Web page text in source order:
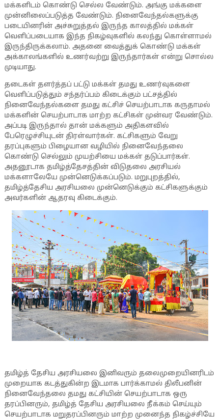
மக்களிடம் கொண்டு செல்ல வேண்டும். அங்கு மக்களை
முன்னிலைப்படுத்த வேண்டும். நினைவேந்தல்களுக்கு
படையினரின் அச்சுறுத்தல் இருந்த காலத்தில் மக்கள்
வெளிப்படையாக இந்த நிகழ்வுகளில் கலந்து கொள்ளாமல்
இருந்திருக்கலாம். அதனை வைத்துக் கொண்டு மக்கள்
அக்காலங்களில் உணர்வற்று இருந்தார்கள் என்று சொல்ல
முடியாது.
தடைகள் தளர்த்தப் பட்டு மக்கள் தமது உணர்வுகளை
வெளிப்படுத்தும் சந்தர்ப்பம் கிடைக்கும் பட்சத்தில்
நினைவேந்தல்களை தமது கட்சிச் செயற்பாடாக கருதாமல்
மக்களின் செயற்பாடாக மாற்ற கட்சிகள் முன்வர வேண்டும்.
அப்படி இருந்தால் தான் மக்களும் அதிகளவில்
பேரெழுச்சியுடன் திரள்வார்கள். கட்சிகளும் வேறு
தரப்புகளும் பிழையான வழியில் நினைவேந்தலை
கொண்டு செல்லும் முயற்சியை மக்கள் தடுப்பார்கள்.
அதனூடாக தமிழ்த்தேசத்தின் விடுதலை அரசியல்
மக்களாலேயே முன்னெடுக்கப்படும். மறுபுறத்தில்,
தமிழ்த்தேசிய அரசியலை முன்னெடுக்கும் கட்சிகளுக்கும்
அவர்களின் ஆதரவு கிடைக்கும்.
தமிழ்த் தேசிய அரசியலை இனிவரும் தலைமுறையினரிடம்
முறையாக கடத்துகின்ற இடமாக பார்க்காமல் திலீபனின்
நினைவேந்தலை தமது கட்சியின் செயற்பாடாக ஒரு
தரப்பினரும், தமிழ்த் தேசிய அரசியலை நீக்கம் செய்யும்
செயற்பாடாக மறுதரப்பினரும் மாற்ற முனைந்த நிகழ்ச்சியே